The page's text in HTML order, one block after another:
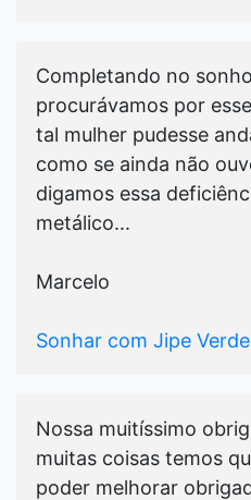
Completando no
procurávamos por
tal mulher pudesse
como se ainda não
digamos essa
metálico...
Marcelo
Sonhar com Jipe Verde
Nossa muitíssimo
muitas coisas temos
poder melhorar